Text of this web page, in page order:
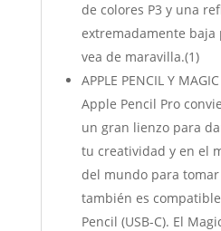
de colores P3 y una
extremadamente baja
vea de maravilla.(1)
APPLE PENCIL Y
Apple Pencil Pro
un gran lienzo para
tu creatividad y en el
del mundo para
también es
Pencil (USB-C). El